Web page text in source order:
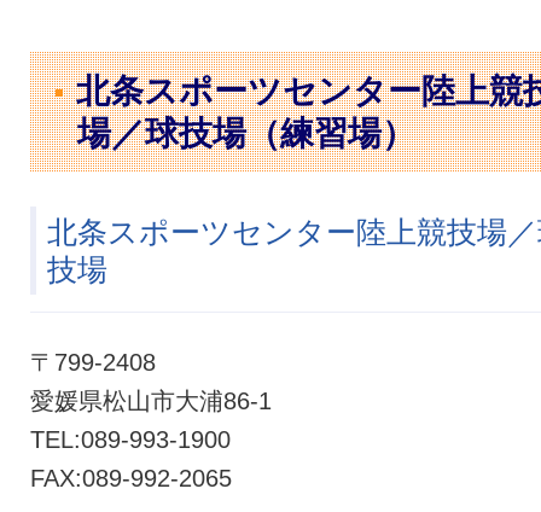
スクール 募集中！
ファンクラブ 試合を観戦
トップチーム アカデミー
特設ページ
北条スポーツセンター陸上競
場／球技場（練習場）
北条スポーツセンター陸上競技場
技場
〒799-2408
愛媛県松山市大浦86-1
TEL:089-993-1900
FAX:089-992-2065